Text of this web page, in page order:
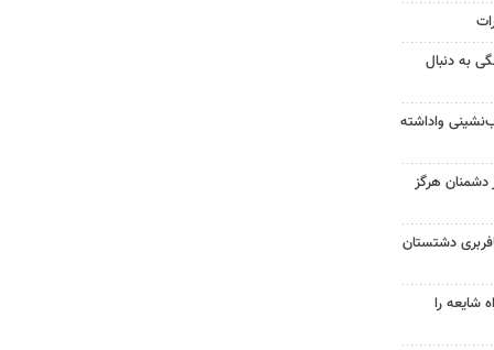
به دنبال
واداشته
دشمنان هرگز
دشتستان
شایعه را